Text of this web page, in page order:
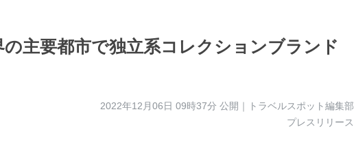
主要都市で独立系コレクションブランド
2022年12月06日 09時37分 公開｜トラベルスポット編集部
プレスリリース